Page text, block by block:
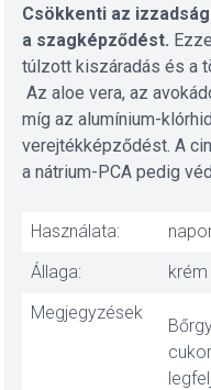
Csökkenti az
a szagképződést.
túlzott kiszáradás és a
Az aloe vera, az
míg az alumínium-
verejtékképződést. A
a nátrium-PCA pedig
Használata:
Állaga:
krém
Megjegyzések